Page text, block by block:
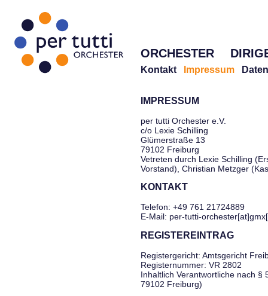
ORCHESTER
Kontakt Impressum
IMPRESSUM
per tutti Orchester e.V.
c/o Lexie Schilling
Glümerstraße 13
79102 Freiburg
Vetreten durch Lexie Schilling
Vorstand), Christian Metzger
KONTAKT
Telefon: +49 761 21724889
E-Mail: per-tutti-
REGISTEREINTRAG
Registergericht: Amtsgericht
Registernummer: VR 2802
Inhaltlich Verantwortliche nach §
79102 Freiburg)